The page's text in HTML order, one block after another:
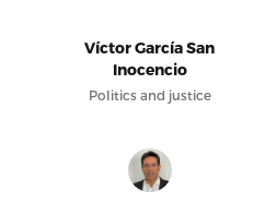
Víctor García San
Inocencio
Politics and justice